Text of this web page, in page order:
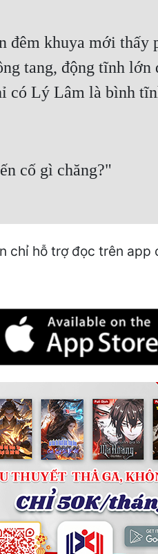
đêm khuya mới thấy
tang, động tĩnh lớn
có Lý Lâm là bình
cố gì chăng?"
chỉ hỗ trợ đọc trên